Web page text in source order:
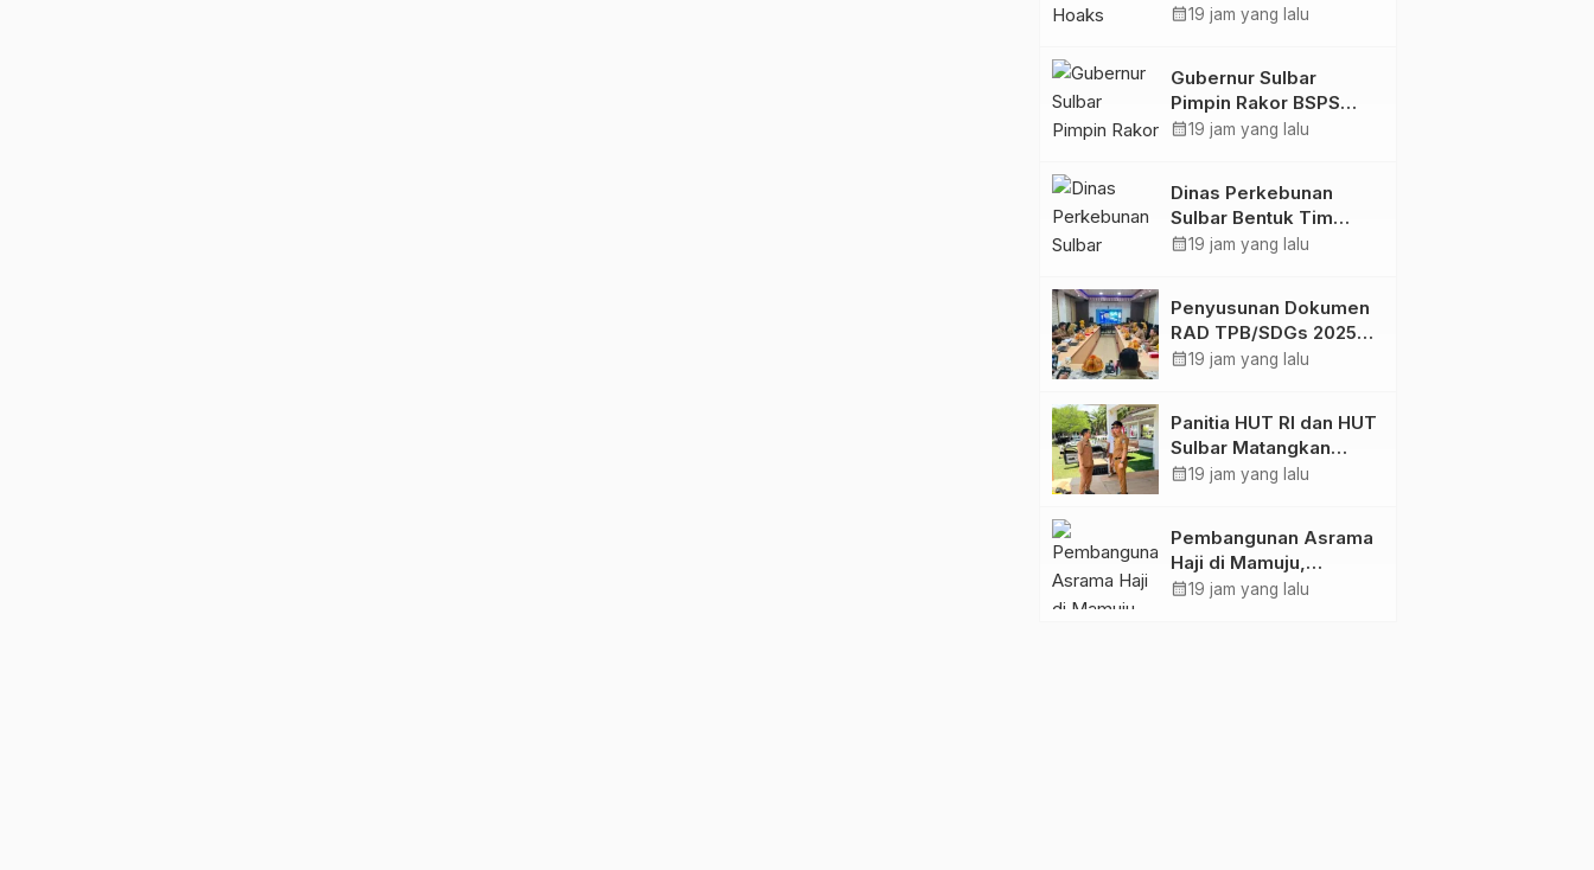
Pemprov Sulbar Ajak
calendar_month19 jam yang lalu
Gubernur Sulbar
Pimpin Rakor BSPS
2026: Mamuju dan
5.250 Unit
calendar_month19 jam yang lalu
Dinas Perkebunan
Sulbar Bentuk Tim
Kendali Internal ICS
Pekebun di
Pasangkayu
calendar_month19 jam yang lalu
Penyusunan Dokumen
RAD TPB/SDGs 2025–
2029 Perkuat Arah
Barat
calendar_month19 jam yang lalu
Panitia HUT RI dan HUT
Sulbar Matangkan
Persiapan, Berbagai
Sulbar
calendar_month19 jam yang lalu
Pembangunan Asrama
Haji di Mamuju,
Pemkesra dan
calendar_month19 jam yang lalu